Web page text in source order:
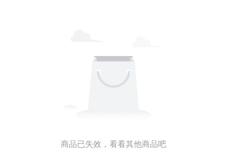
商品已失效，看看其他商品吧